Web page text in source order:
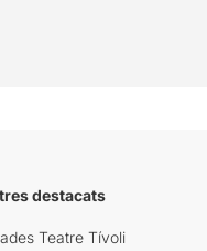
destacats
Teatre Tívoli